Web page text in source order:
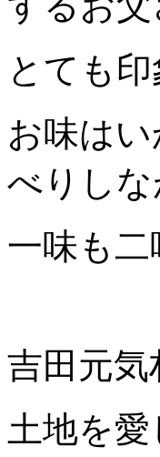
とても印
お味は
べりし
一味も
吉田元
土地を